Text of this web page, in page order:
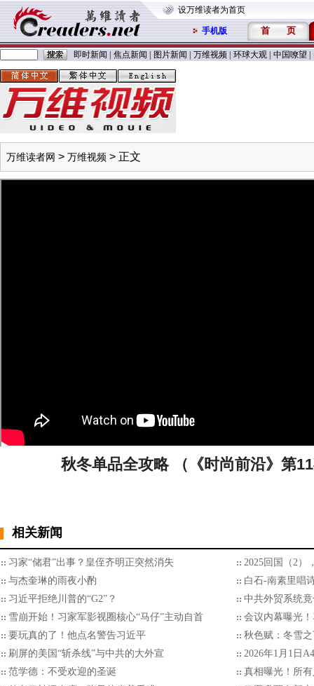
设万维读者为首页
手机版 首 页
即时新闻 焦点新闻 图片新闻 万维视频 环球大观 中国嘹望
万维读者网 > 万维视频 > 正文
秋冬单品全攻略 （《时尚前沿》第
相关新闻
习家“储君”出事？皇侄齐明正突然消失
2025回国（2）
与杰奎琳的雨夜小酌
白石-南素里唱
习近平拒绝川普的“G2”？
中共外贸系统
雪崩开始！习家军影视圈核心“马仔”主动自首
会议内幕曝光
要玩真的了！他点名警告习近平
秋色赋：冬雪
刷屏的美国“斩杀线”与中共的大外宣
2026年1月1日
范学德：不受欢迎的圣诞
真相曝光！所